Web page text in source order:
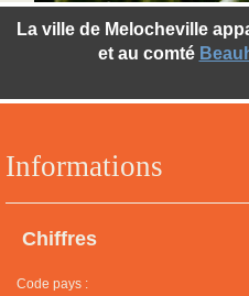
Informations
Chiffres
Code pays :
La ville de Melocheville
et au comté